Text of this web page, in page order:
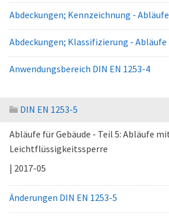
Abdeckungen; Kennzeichnung -
Abdeckungen; Klassifizierung - Abläufe
Anwendungsbereich DIN EN 1253-4
DIN EN 1253-5
Abläufe für Gebäude - Teil 5: Abläufe
Leichtflüssigkeitssperre
| 2017-05
Änderungen DIN EN 1253-5